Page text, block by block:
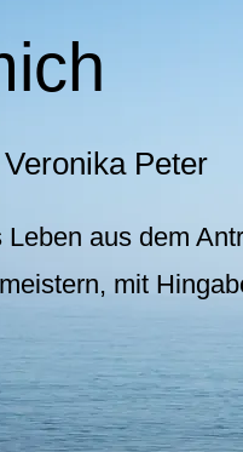
Peter
Leben aus dem
mit